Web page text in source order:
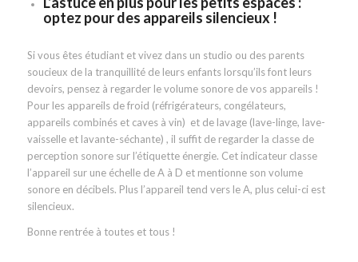
optez pour des appareils silencieux !
Si vous êtes étudiant et vivez dans un studio ou des parents
soucieux de la tranquillité de leurs enfants lorsqu’ils font leurs
devoirs, pensez à regarder le volume sonore de vos appareils !
Pour les appareils de froid (réfrigérateurs, congélateurs,
appareils combinés et caves à vin) et de lavage (lave-linge, lave-
vaisselle et lavante-séchante) , il suffit de regarder la classe de
perception sonore sur l’étiquette énergie. Cet indicateur classe
l’appareil sur une échelle de A à D et mentionne son volume
sonore en décibels. Plus l’appareil tend vers le A, plus celui-ci est
silencieux.
Bonne rentrée à toutes et tous !